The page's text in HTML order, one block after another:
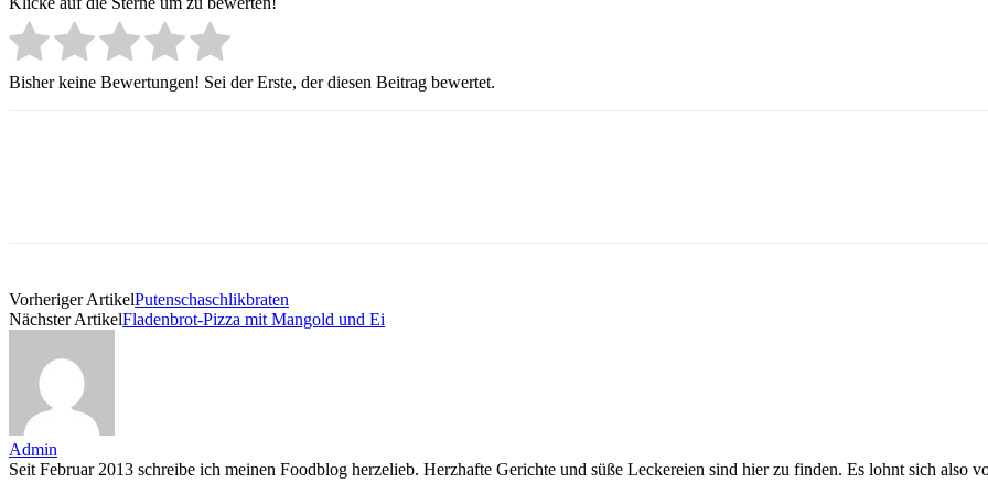
Bisher keine Bewertungen! Sei der Erste, der diesen Beitrag bewertet.
Vorheriger ArtikelPutenschaschlikbraten
Nächster ArtikelFladenbrot-Pizza mit Mangold und Ei
Admin
Seit Februar 2013 schreibe ich meinen Foodblog herzelieb. Herzhafte Gerichte und süße Leckereien sind hier zu finden. Es lohnt sich also